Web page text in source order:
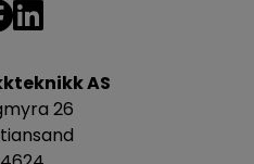
AS
26